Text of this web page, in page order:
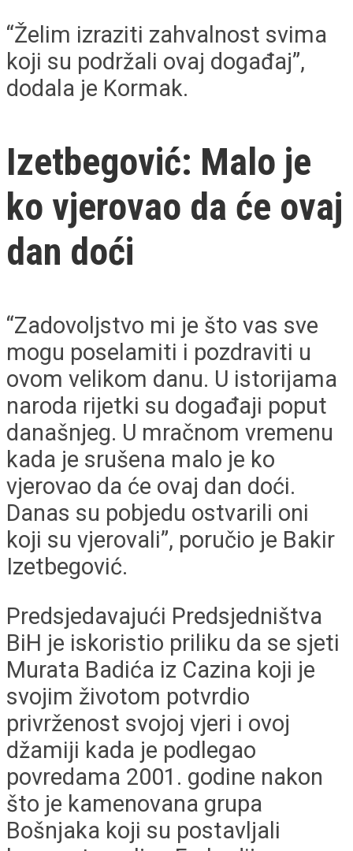
“Želim izraziti zahvalnost svima
koji su podržali ovaj događaj”,
dodala je Kormak.
Izetbegović: Malo je
ko vjerovao da će ovaj
dan doći
“Zadovoljstvo mi je što vas sve
mogu poselamiti i pozdraviti u
ovom velikom danu. U istorijama
naroda rijetki su događaji poput
današnjeg. U mračnom vremenu
kada je srušena malo je ko
vjerovao da će ovaj dan doći.
Danas su pobjedu ostvarili oni
koji su vjerovali”, poručio je Bakir
Izetbegović.
Predsjedavajući Predsjedništva
BiH je iskoristio priliku da se sjeti
Murata Badića iz Cazina koji je
svojim životom potvrdio
privrženost svojoj vjeri i ovoj
džamiji kada je podlegao
povredama 2001. godine nakon
što je kamenovana grupa
Bošnjaka koji su postavljali